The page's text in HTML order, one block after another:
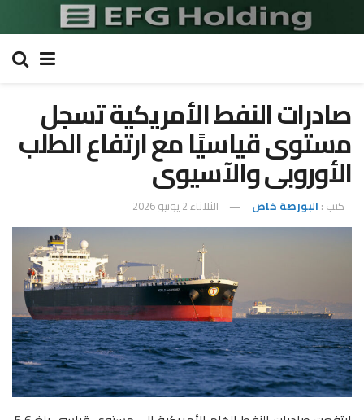
صادرات النفط الأمريكية تسجل
مستوى قياسيًا مع ارتفاع الطلب
الأوروبى والآسيوى
كتب : البورصة خاص الثلاثاء 2 يونيو 2026